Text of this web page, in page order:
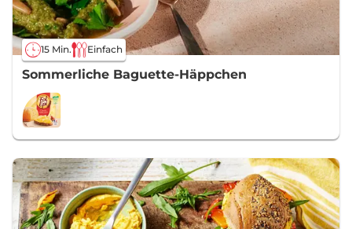
15 Min. Einfach
Sommerliche Baguette-Häppchen